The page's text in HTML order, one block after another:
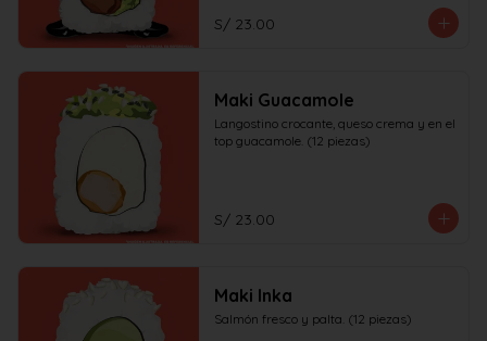
S/ 23.00
Maki Guacamole
Langostino crocante, queso crema y en el
top guacamole. (12 piezas)
S/ 23.00
Maki Inka
Salmón fresco y palta. (12 piezas)